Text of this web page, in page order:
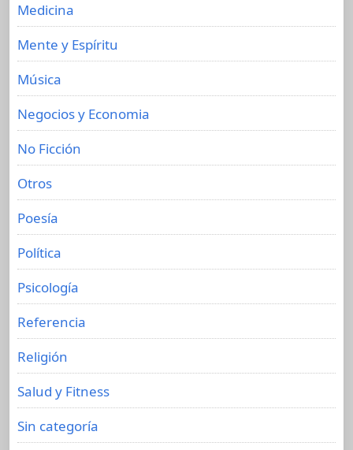
Medicina
Mente y Espíritu
Música
Negocios y Economia
No Ficción
Otros
Poesía
Política
Psicología
Referencia
Religión
Salud y Fitness
Sin categoría